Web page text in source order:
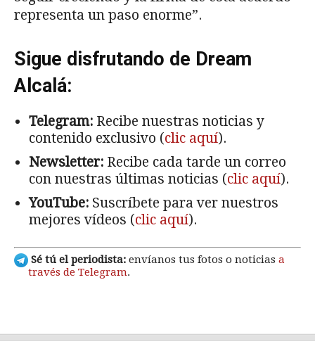
representa un paso enorme”.
Sigue disfrutando de Dream
Alcalá:
Telegram: Recibe nuestras noticias y
contenido exclusivo (clic aquí).
Newsletter: Recibe cada tarde un correo
con nuestras últimas noticias (clic aquí).
YouTube: Suscríbete para ver nuestros
mejores vídeos (clic aquí).
Sé tú el periodista: envíanos tus fotos o noticias a
través de Telegram.